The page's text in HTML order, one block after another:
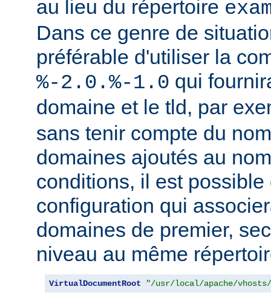
au lieu du répertoire
Dans ce genre de
préférable d'utiliser la
%-2.0.%-1.0 qui
domaine et le tld, par
sans tenir compte du
domaines ajoutés au
conditions, il est
configuration qui
domaines de premier,
niveau au même
VirtualDocumentRoot "/usr/local/apache/vhosts/